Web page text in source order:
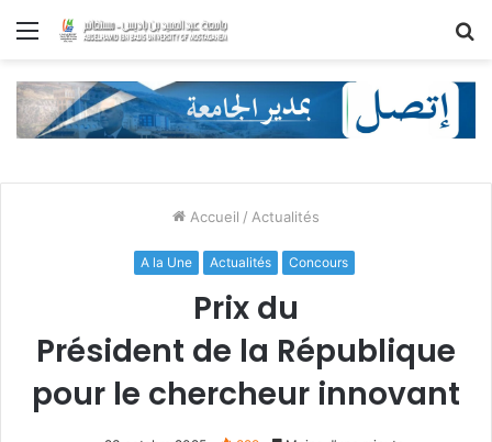
Menu
Accueil / Actualités
A la Une Actualités Concours
Prix du
Président de la République
pour le chercheur innovant